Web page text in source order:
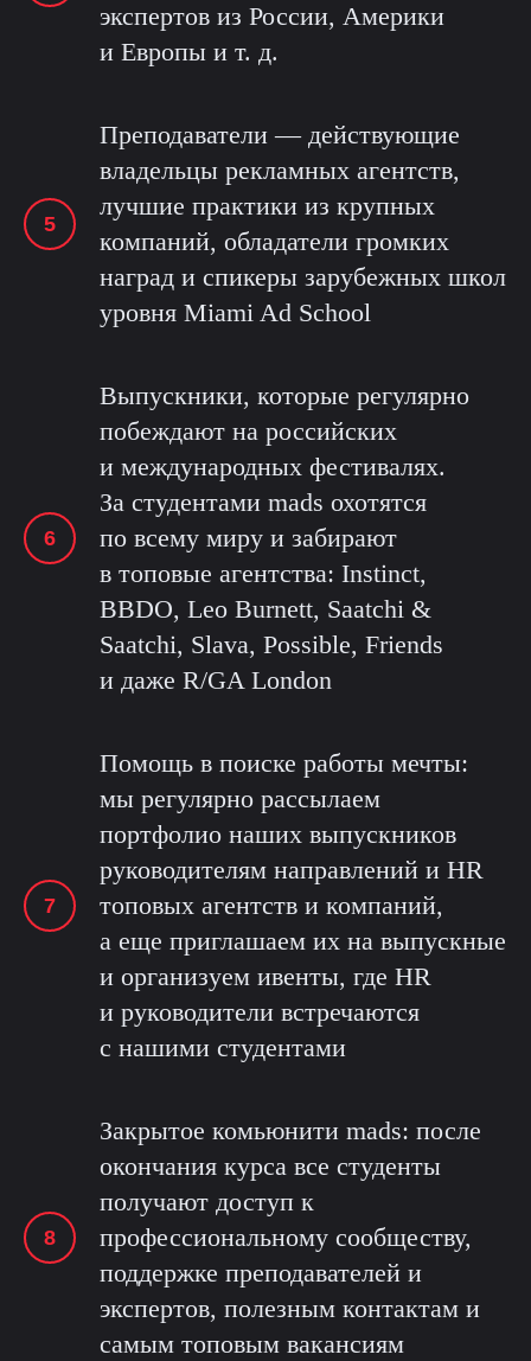
экспертов из России, Америки
и Европы и т. д.
Преподаватели — действующие
владельцы рекламных агентств,
лучшие практики из крупных
компаний, обладатели громких
наград и спикеры зарубежных школ
уровня Miami Ad School
Выпускники, которые регулярно
побеждают на российских
и международных фестивалях.
За студентами mads охотятся
по всему миру и забирают
в топовые агентства: Instinct,
BBDO, Leo Burnett, Saatchi &
Saatchi, Slava, Possible, Friends
и даже R/GA London
Помощь в поиске работы мечты:
мы регулярно рассылаем
портфолио наших выпускников
руководителям направлений и HR
топовых агентств и компаний,
а еще приглашаем их на выпускные
и организуем ивенты, где HR
и руководители встречаются
с нашими студентами
Закрытое комьюнити mads: после
окончания курса все студенты
получают доступ к
профессиональному сообществу,
поддержке преподавателей и
экспертов, полезным контактам и
самым топовым вакансиям